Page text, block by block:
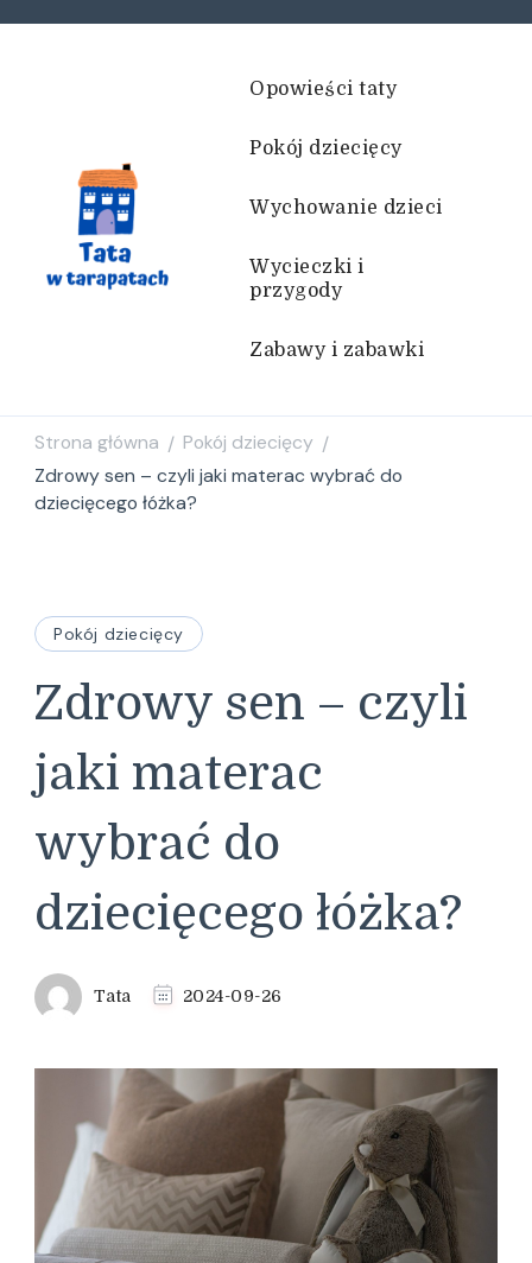
Tata w tarapatach
Opowieści taty
Pokój dziecięcy
Wychowanie dzieci
Wycieczki i
przygody
Zabawy i zabawki
Strona główna / Pokój dziecięcy /
Zdrowy sen – czyli jaki materac wybrać do
dziecięcego łóżka?
Pokój dziecięcy
Zdrowy sen – czyli
jaki materac
wybrać do
dziecięcego łóżka?
Tata 2024-09-26